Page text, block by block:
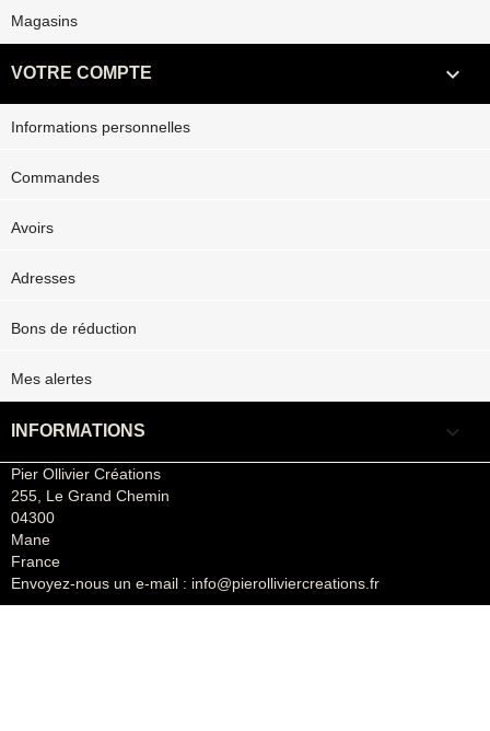
Magasins
VOTRE COMPTE 
Informations personnelles
Commandes
Avoirs
Adresses
Bons de réduction
Mes alertes
INFORMATIONS keyboard_arrow_down
Pier Ollivier Créations
255, Le Grand Chemin
04300
Mane
France
Envoyez-nous un e-mail : info@pierolliviercreations.fr